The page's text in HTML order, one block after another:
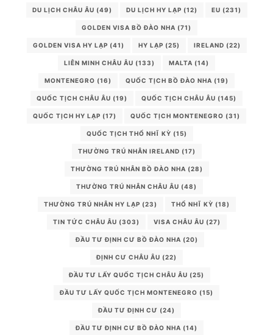
DU LỊCH CHÂU ÂU (49) DU LỊCH HY LẠP (12) EU (231)
GOLDEN VISA BỒ ĐÀO NHA (71)
GOLDEN VISA HY LẠP (41) HY LẠP (25) IRELAND (22)
LIÊN MINH CHÂU ÂU (133) MALTA (14)
MONTENEGRO (16) QUỐC TỊCH BỒ ĐÀO NHA (19)
QUỐC TỊCH CHÂU ÂU (19) QUỐC TỊCH CHÂU ÂU (145)
QUỐC TỊCH HY LẠP (17) QUỐC TỊCH MONTENEGRO (31)
QUỐC TỊCH THỔ NHĨ KỲ (15)
THƯỜNG TRÚ NHÂN IRELAND (17)
THƯỜNG TRÚ NHÂN BỒ ĐÀO NHA (28)
THƯỜNG TRÚ NHÂN CHÂU ÂU (48)
THƯỜNG TRÚ NHÂN HY LẠP (23) THỔ NHĨ KỲ (18)
TIN TỨC CHÂU ÂU (303) VISA CHÂU ÂU (27)
ĐẦU TƯ ĐỊNH CƯ BỒ ĐÀO NHA (20)
ĐỊNH CƯ CHÂU ÂU (22)
ĐẦU TƯ LẤY QUỐC TỊCH CHÂU ÂU (25)
ĐẦU TƯ LẤY QUỐC TỊCH MONTENEGRO (15)
ĐẦU TƯ ĐỊNH CƯ (24)
ĐẦU TƯ ĐỊNH CƯ BỒ ĐÀO NHA (14)